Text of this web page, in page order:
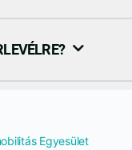
Egyesület